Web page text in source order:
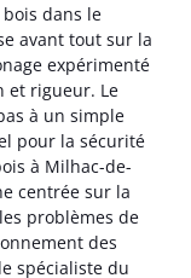
bois dans le
avant tout sur la
expérimenté
et rigueur. Le
à un simple
pour la sécurité
à Milhac-de-
centrée sur la
problèmes de
des
spécialiste du